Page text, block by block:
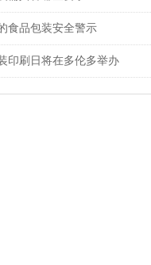
食品包装安全警示
印刷日将在多伦多举办